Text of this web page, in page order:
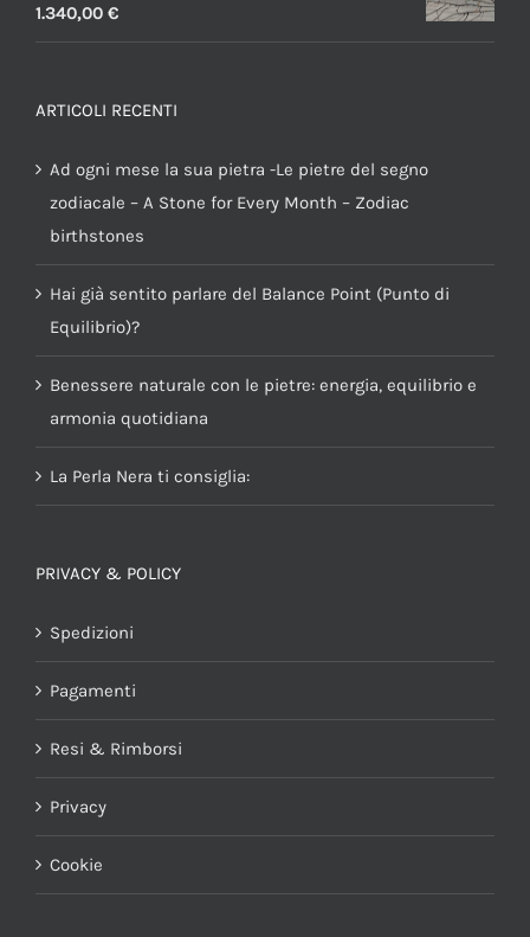
1.340,00 €
ARTICOLI RECENTI
Ad ogni mese la sua pietra -Le pietre del segno
zodiacale – A Stone for Every Month – Zodiac
birthstones
Hai già sentito parlare del Balance Point (Punto di
Equilibrio)?
Benessere naturale con le pietre: energia, equilibrio e
armonia quotidiana
La Perla Nera ti consiglia:
PRIVACY & POLICY
Spedizioni
Pagamenti
Resi & Rimborsi
Privacy
Cookie